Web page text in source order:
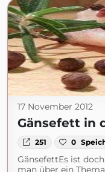
17 November 2012
Gänsefett in
251 0
GänsefettEs ist
man über ein